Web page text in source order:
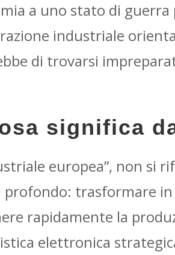
a uno stato di
industriale
di trovarsi
significa
europea”, non si
trasformare in
rapidamente la
elettronica